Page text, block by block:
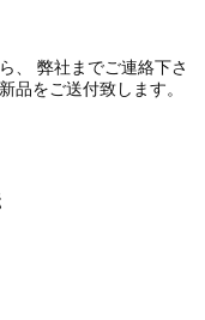
、 弊社までご連絡下さ
品をご送付致します。